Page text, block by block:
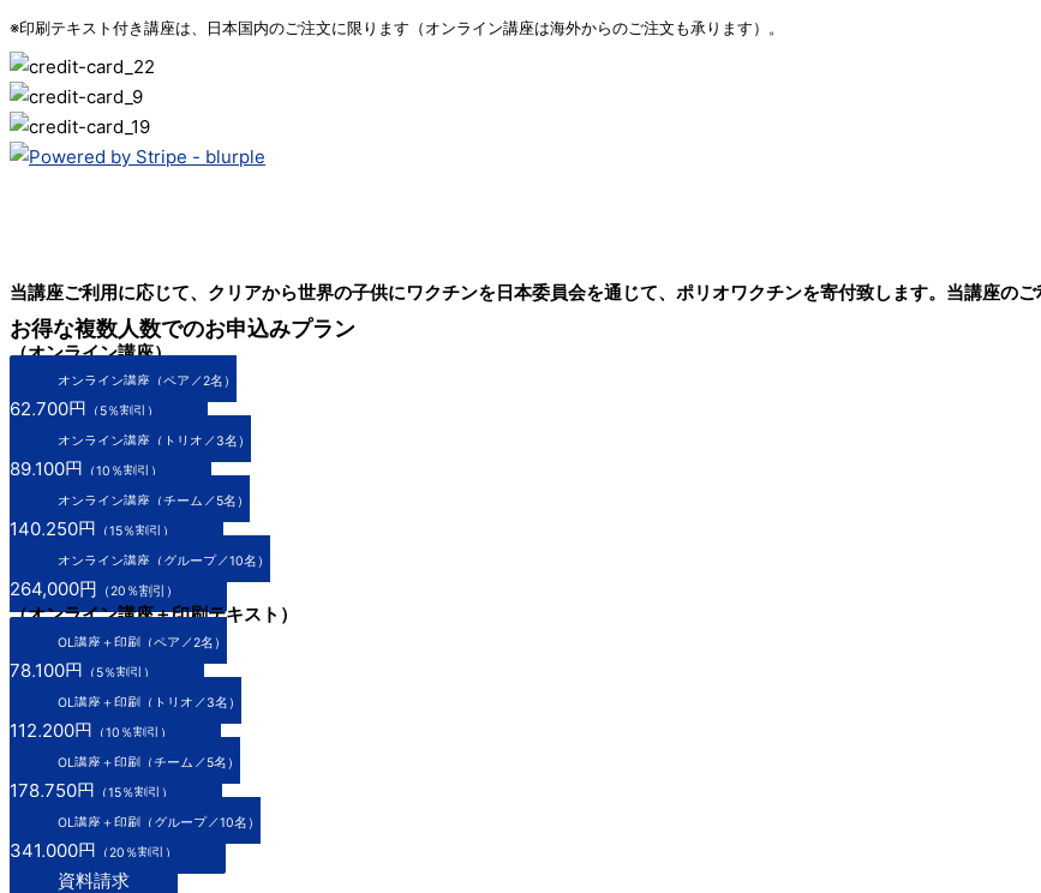
※印刷テキスト付き講座は、日本国内のご注文に限ります（オンライン講座は海外からのご注文も承ります）。
当講座ご利用に応じて、クリアから世界の子供にワクチンを日本委員会を通じて、ポリオワクチンを寄付致します。当講座の
お得な複数人数でのお申込みプラン
（オンライン講座）
オンライン講座（ペア／2名）
62,700円 （5％割引）
オンライン講座（トリオ／3名）
89,100円 （10％割引）
オンライン講座（チーム／5名）
140,250円 （15％割引）
オンライン講座（グループ／10名）
264,000円 （20％割引）
（オンライン講座＋印刷テキスト）
OL講座＋印刷（ペア／2名）
78,100円 （5％割引）
OL講座＋印刷（トリオ／3名）
112,200円 （10％割引）
OL講座＋印刷（チーム／5名）
178,750円 （15％割引）
OL講座＋印刷（グループ／10名）
341,000円 （20％割引）
資料請求